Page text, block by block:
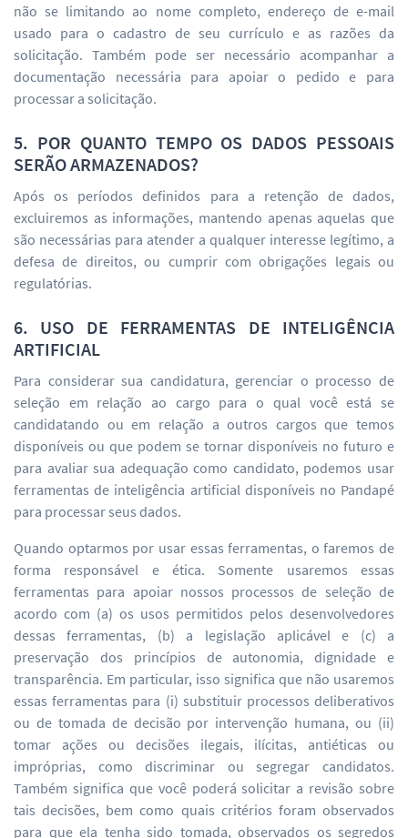
não se limitando ao nome completo, endereço de e-mail
usado para o cadastro de seu currículo e as razões da
solicitação. Também pode ser necessário acompanhar a
documentação necessária para apoiar o pedido e para
processar a solicitação.
5. POR QUANTO TEMPO OS DADOS PESSOAIS
SERÃO ARMAZENADOS?
Após os períodos definidos para a retenção de dados,
excluiremos as informações, mantendo apenas aquelas que
são necessárias para atender a qualquer interesse legítimo, a
defesa de direitos, ou cumprir com obrigações legais ou
regulatórias.
6. USO DE FERRAMENTAS DE INTELIGÊNCIA
ARTIFICIAL
Para considerar sua candidatura, gerenciar o processo de
seleção em relação ao cargo para o qual você está se
candidatando ou em relação a outros cargos que temos
disponíveis ou que podem se tornar disponíveis no futuro e
para avaliar sua adequação como candidato, podemos usar
ferramentas de inteligência artificial disponíveis no Pandapé
para processar seus dados.
Quando optarmos por usar essas ferramentas, o faremos de
forma responsável e ética. Somente usaremos essas
ferramentas para apoiar nossos processos de seleção de
acordo com (a) os usos permitidos pelos desenvolvedores
dessas ferramentas, (b) a legislação aplicável e (c) a
preservação dos princípios de autonomia, dignidade e
transparência. Em particular, isso significa que não usaremos
essas ferramentas para (i) substituir processos deliberativos
ou de tomada de decisão por intervenção humana, ou (ii)
tomar ações ou decisões ilegais, ilícitas, antiéticas ou
impróprias, como discriminar ou segregar candidatos.
Também significa que você poderá solicitar a revisão sobre
tais decisões, bem como quais critérios foram observados
para que ela tenha sido tomada, observados os segredos